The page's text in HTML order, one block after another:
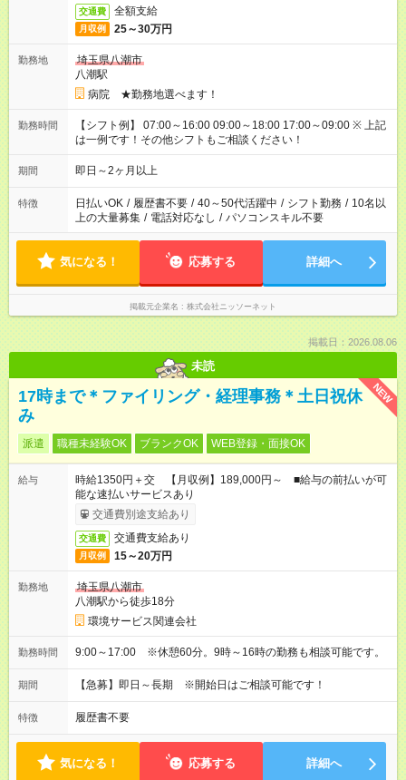
交通費 全額支給
月収例 25～30万円
勤務地
埼玉県八潮市
八潮駅
病院 ★勤務地選べます！
勤務時間
【シフト例】 07:00～16:00 09:00～18:00 17:00～09:00 ※ 上記
は一例です！その他シフトもご相談ください！
期間 即日～2ヶ月以上
特徴 日払いOK / 履歴書不要 / 40～50代活躍中 / シフト勤務 / 10名以
上の大量募集 / 電話対応なし / パソコンスキル不要
気になる！ 応募する 詳細へ
掲載元企業名 株式会社ニッソーネット
掲載日：2026.08.06
未読
NEW
17時まで＊ファイリング・経理事務＊土日祝休
み
派遣 職種未経験OK ブランクOK WEB登録・面接OK
給与
時給1350円＋交 【月収例】189,000円～ ■給与の前払いが可
能な速払いサービスあり
交通費別途支給あり
交通費 交通費支給あり
月収例 15～20万円
勤務地
埼玉県八潮市
八潮駅から徒歩18分
環境サービス関連会社
勤務時間 9:00～17:00 ※休憩60分。9時～16時の勤務も相談可能です。
期間 【急募】即日～長期 ※開始日はご相談可能です！
特徴 履歴書不要
気になる！ 応募する 詳細へ